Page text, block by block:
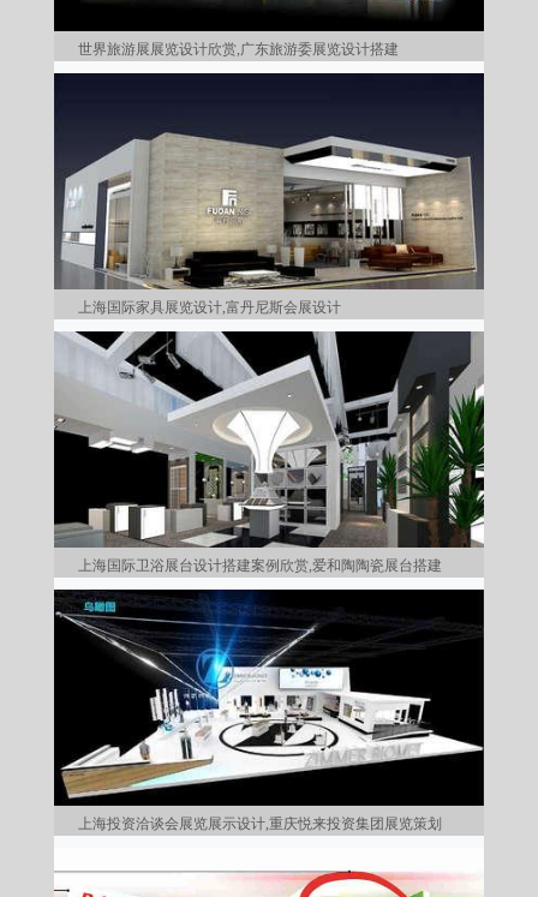
世界旅游展展览设计欣赏,广东旅游委展览设计搭建
上海国际家具展览设计,富丹尼斯会展设计
上海国际卫浴展台设计搭建案例欣赏,爱和陶陶瓷展台搭建
上海投资洽谈会展览展示设计,重庆悦来投资集团展览策划